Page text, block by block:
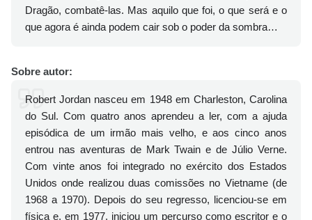
Dragão, combatê-las. Mas aquilo que foi, o que será e o
que agora é ainda podem cair sob o poder da sombra…
Sobre autor:
Robert Jordan nasceu em 1948 em Charleston, Carolina
do Sul. Com quatro anos aprendeu a ler, com a ajuda
episódica de um irmão mais velho, e aos cinco anos
entrou nas aventuras de Mark Twain e de Júlio Verne.
Com vinte anos foi integrado no exército dos Estados
Unidos onde realizou duas comissões no Vietname (de
1968 a 1970). Depois do seu regresso, licenciou-se em
física e, em 1977, iniciou um percurso como escritor e o